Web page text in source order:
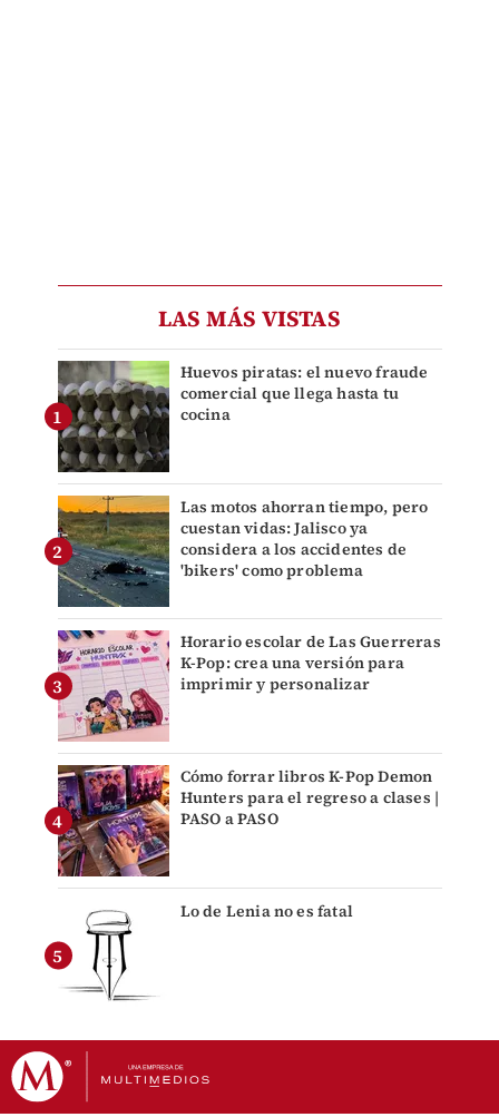
LAS MÁS VISTAS
Huevos piratas: el nuevo fraude
comercial que llega hasta tu
cocina
Las motos ahorran tiempo, pero
cuestan vidas: Jalisco ya
considera a los accidentes de
'bikers' como problema
Horario escolar de Las Guerreras
K-Pop: crea una versión para
imprimir y personalizar
Cómo forrar libros K-Pop Demon
Hunters para el regreso a clases |
PASO a PASO
Lo de Lenia no es fatal